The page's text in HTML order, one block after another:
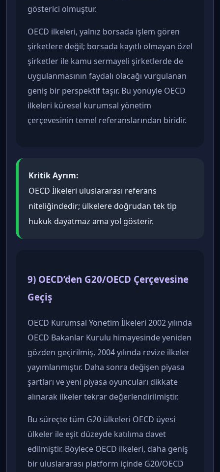
gösterici olmuştur.
OECD ilkeleri, yalnız borsada işlem gören
şirketlere değil; borsada kayıtlı olmayan özel
şirketler ile kamu sermayeli şirketlerde de
uygulanmasının faydalı olacağı vurgulanan
geniş bir perspektif taşır. Bu yönüyle OECD
ilkeleri küresel kurumsal yönetim
çerçevesinin temel referanslarından biridir.
Kritik Ayrım:
OECD İlkeleri uluslararası referans
niteliğindedir; ülkelere doğrudan tek tip
hukuk dayatmaz ama yol gösterir.
9) OECD’den G20/OECD Çerçevesine
Geçiş
OECD Kurumsal Yönetim İlkeleri 2002 yılında
OECD Bakanlar Kurulu himayesinde yeniden
gözden geçirilmiş, 2004 yılında revize ilkeler
yayımlanmıştır. Daha sonra değişen piyasa
şartları ve yeni piyasa oyuncuları dikkate
alınarak ilkeler tekrar değerlendirilmiştir.
Bu süreçte tüm G20 ülkeleri OECD üyesi
ülkeler ile eşit düzeyde katılıma davet
edilmiştir. Böylece OECD ilkeleri, daha geniş
bir uluslararası platform içinde G20/OECD